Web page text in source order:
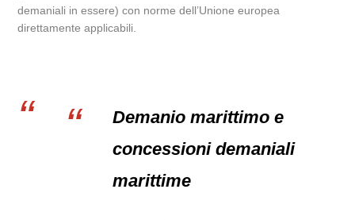
demaniali in essere) con norme dell’Unione europea
direttamente applicabili.
Demanio marittimo e
concessioni demaniali
marittime